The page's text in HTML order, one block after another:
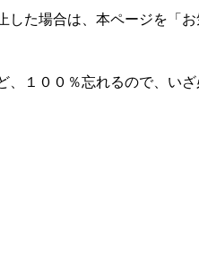
した場合は、本ページを「
、１００％忘れるので、い